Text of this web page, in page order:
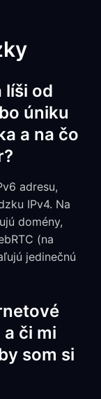
líši od
úniku
a na čo
adresu,
IPv4. Na
domény,
(na
jedinečnú
či mi
som si